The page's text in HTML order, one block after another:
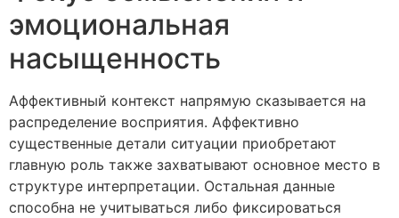
эмоциональная
насыщенность
Аффективный контекст напрямую сказывается на
распределение восприятия. Аффективно
существенные детали ситуации приобретают
главную роль также захватывают основное место в
структуре интерпретации. Остальная данные
способна не учитываться либо фиксироваться